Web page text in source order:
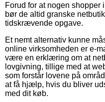
Forud for at nogen shopper
bør de altid granske
tidskrævende opgave.
Et nemt alternativ kunne
online virksomheden er e-
være en erklæring om at
lovgivning, tillige med at
som forstår lovene på
at få hjælp, hvis du bliver
med dit køb.